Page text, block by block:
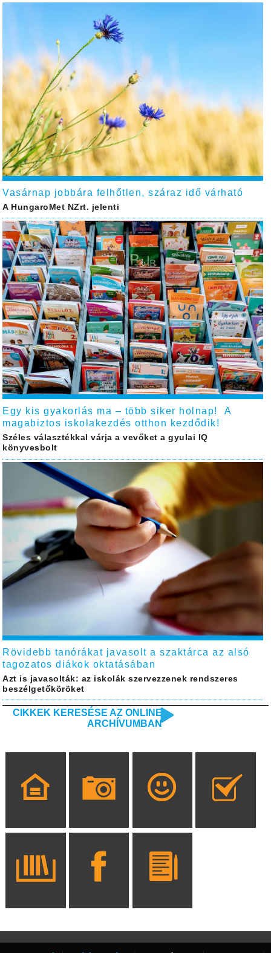
Vasárnap jobbára felhőtlen, száraz idő várható
A HungaroMet NZrt. jelenti
Egy kis gyakorlás ma – több siker holnap! A
magabiztos iskolakezdés otthon kezdődik!
Széles választékkal várja a vevőket a gyulai IQ
könyvesbolt
Rövidebb tanórákat javasolt a szaktárca az alsó
tagozatos diákok oktatásában
Azt is javasolták: az iskolák szervezzenek rendszeres
beszélgetőköröket
CIKKEK KERESÉSE AZ ONLINE
ARCHÍVUMBAN